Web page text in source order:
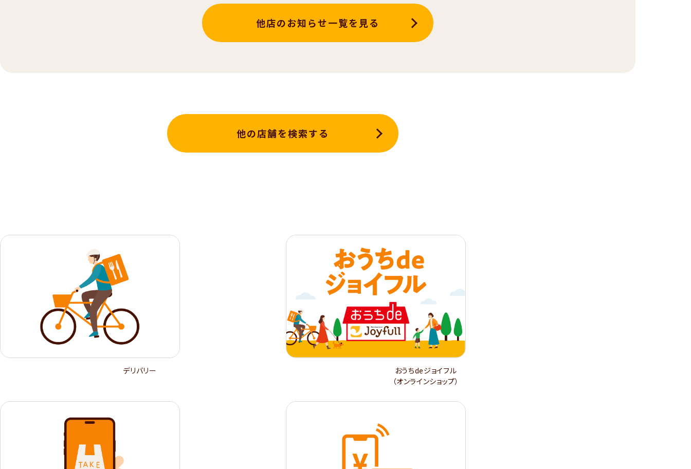
他店のお知らせ一覧を見る
他の店舗を検索する
デリバリー
おうちdeジョイフル
（オンラインショップ）